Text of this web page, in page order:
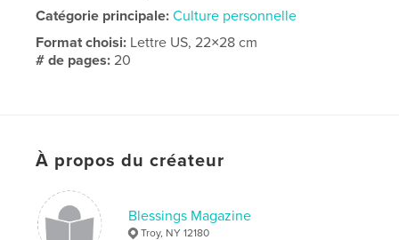
Catégorie principale: Culture personnelle
Format choisi: Lettre US, 22×28 cm
# de pages:20
À propos du créateur
Blessings Magazine
Troy, NY 12180